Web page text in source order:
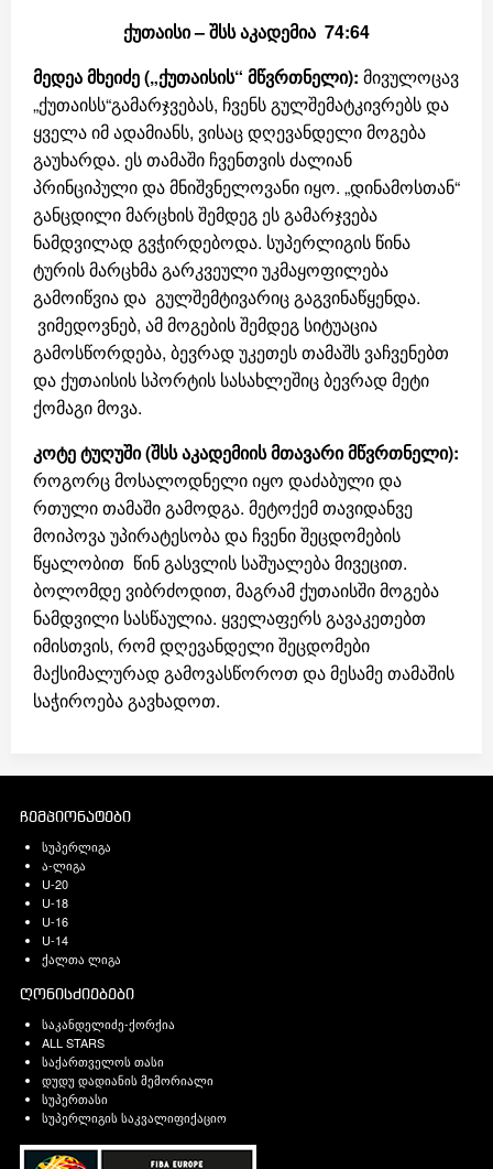
ქუთაისი – შსს აკადემია 74:64
მედეა მხეიძე („ქუთაისის“ მწვრთნელი): მივულოცავ
„ქუთაისს“გამარჯვებას, ჩვენს გულშემატკივრებს და
ყველა იმ ადამიანს, ვისაც დღევანდელი მოგება
გაუხარდა. ეს თამაში ჩვენთვის ძალიან
პრინციპული და მნიშვნელოვანი იყო. „დინამოსთან“
განცდილი მარცხის შემდეგ ეს გამარჯვება
ნამდვილად გვჭირდებოდა. სუპერლიგის წინა
ტურის მარცხმა გარკვეული უკმაყოფილება
გამოიწვია და გულშემტივარიც გაგვინაწყენდა.
ვიმედოვნებ, ამ მოგების შემდეგ სიტუაცია
გამოსწორდება, ბევრად უკეთეს თამაშს ვაჩვენებთ
და ქუთაისის სპორტის სასახლეშიც ბევრად მეტი
ქომაგი მოვა.
კოტე ტუღუში (შსს აკადემიის მთავარი მწვრთნელი):
როგორც მოსალოდნელი იყო დაძაბული და
რთული თამაში გამოდგა. მეტოქემ თავიდანვე
მოიპოვა უპირატესობა და ჩვენი შეცდომების
წყალობით წინ გასვლის საშუალება მივეცით.
ბოლომდე ვიბრძოდით, მაგრამ ქუთაისში მოგება
ნამდვილი სასწაულია. ყველაფერს გავაკეთებთ
იმისთვის, რომ დღევანდელი შეცდომები
მაქსიმალურად გამოვასწოროთ და მესამე თამაშის
საჭიროება გავხადოთ.
ჩემპიონატები
სუპერლიგა
ა-ლიგა
U-20
U-18
U-16
U-14
ქალთა ლიგა
ღონისძიებები
საკანდელიძე-ქორქია
ALL STARS
საქართველოს თასი
დუდუ დადიანის მემორიალი
სუპერთასი
სუპერლიგის საკვალიფიქაციო